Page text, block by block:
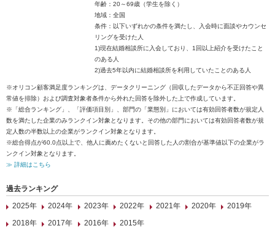
年齢：20～69歳（学生を除く）
地域：全国
条件：以下いずれかの条件を満たし、入会時に面談やカウンセ
リングを受けた人
1)現在結婚相談所に入会しており、1回以上紹介を受けたこと
のある人
2)過去5年以内に結婚相談所を利用していたことのある人
※オリコン顧客満足度ランキングは、データクリーニング（回収したデータから不正回答や異
常値を排除）および調査対象者条件から外れた回答を除外した上で作成しています。
※「総合ランキング」、「評価項目別」、部門の「業態別」においては有効回答者数が規定人
数を満たした企業のみランクイン対象となります。その他の部門においては有効回答者数が規
定人数の半数以上の企業がランクイン対象となります。
※総合得点が60.0点以上で、他人に薦めたくないと回答した人の割合が基準値以下の企業がラ
ンクイン対象となります。
≫ 詳細はこちら
過去ランキング
2025年
2024年 2023年 2022年 2021年 2020年
2019年
2018年
2017年 2016年 2015年